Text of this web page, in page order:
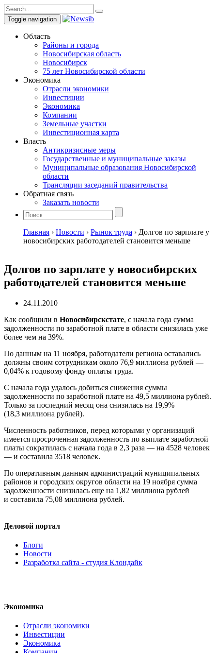
Toggle navigation
Область
Районы и города
Новосибирская область
Новосибирск
75 лет Новосибирской области
Экономика
Отрасли экономики
Инвестиции
Экономика
Компании
Земельные участки
Инвестиционная карта
Власть
Антикризисные меры
Государственные и муниципальные заказы
Муниципальные образования Новосибирской
области
Трансляции заседаний правительства
Обратная связь
Заказать новости
Главная › Новости › Рынок труда › Долгов по зарплате у
новосибирских работодателей становится меньше
Долгов по зарплате у новосибирских
работодателей становится меньше
24.11.2010
Как сообщили в Новосибирскстате, с начала года сумма
задолженности по заработной плате в области снизилась уже
более чем на 39%.
По данным на 11 ноября, работодатели региона оставались
должны своим сотрудникам около 76,9 миллиона рублей —
0,04% к годовому фонду оплаты труда.
С начала года удалось добиться снижения суммы
задолженности по заработной плате на 49,5 миллиона рублей.
Только за последний месяц она снизилась на 19,9%
(18,3 миллиона рублей).
Численность работников, перед которыми у организаций
имеется просроченная задолженность по выплате заработной
платы сократилась с начала года в 2,3 раза — на 4528 человек
— и составила 3518 человек.
По оперативным данным администраций муниципальных
районов и городских округов области на 19 ноября сумма
задолженности снизилась еще на 1,82 миллиона рублей
и составила 75,08 миллиона рублей.
Деловой портал
Блоги
Новости
Разработка сайта - студия Клондайк
Экономика
Отрасли экономики
Инвестиции
Экономика